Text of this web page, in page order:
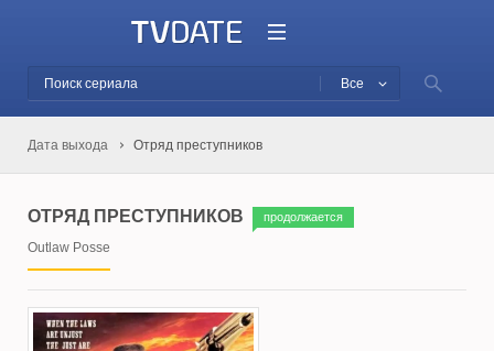
Все
Дата выхода Отряд преступников
ОТРЯД ПРЕСТУПНИКОВ продолжается
Outlaw Posse